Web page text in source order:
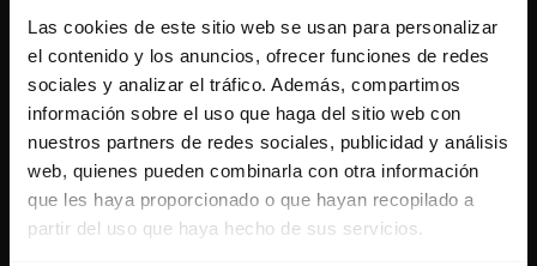
Las cookies de este sitio web se usan para personalizar
el contenido y los anuncios, ofrecer funciones de redes
sociales y analizar el tráfico. Además, compartimos
información sobre el uso que haga del sitio web con
nuestros partners de redes sociales, publicidad y análisis
web, quienes pueden combinarla con otra información
que les haya proporcionado o que hayan recopilado a
partir del uso que haya hecho de sus servicios.